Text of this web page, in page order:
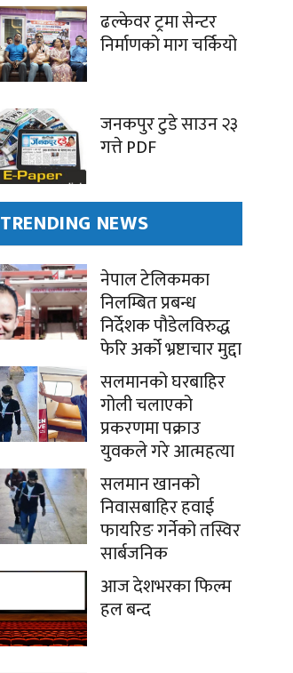
ढल्केवर ट्रमा सेन्टर
निर्माणको माग चर्कियो
जनकपुर टुडे साउन २३
गत्ते PDF
TRENDING NEWS
नेपाल टेलिकमका
निलम्बित प्रबन्ध
निर्देशक पौडेलविरुद्ध
फेरि अर्को भ्रष्टाचार मुद्दा
सलमानको घरबाहिर
गोली चलाएको
प्रकरणमा पक्राउ
युवकले गरे आत्महत्या
सलमान खानको
निवासबाहिर हवाई
फायरिङ गर्नेको तस्विर
सार्बजनिक
आज देशभरका फिल्म
हल बन्द